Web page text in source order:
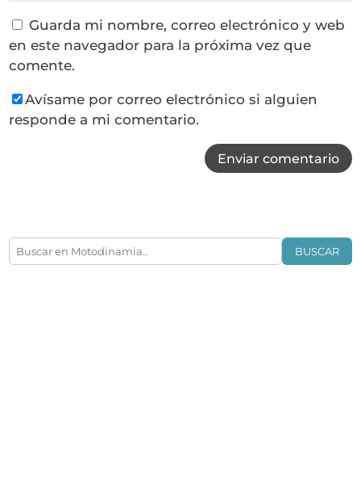
Guarda mi nombre, correo electrónico y web
en este navegador para la próxima vez que
comente.
Avísame por correo electrónico si alguien
responde a mi comentario.
Enviar comentario
BUSCAR